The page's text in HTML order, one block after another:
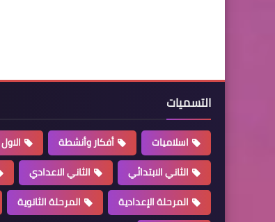
التسميات
اسلاميات أفكار وأنشطة
الثاني الابتدائي
الثاني الاعدادي
المرحلة الإعدادية
المرحلة الثانوية